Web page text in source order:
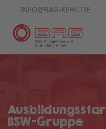
INFO@BAG-KEHL.DE
BSW-Gruppe